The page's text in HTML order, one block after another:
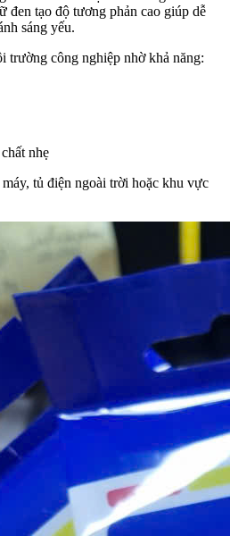
đen tạo độ tương phản cao giúp dễ
sáng yếu.
trường công nghiệp nhờ khả năng:
nhẹ
tủ điện ngoài trời hoặc khu vực